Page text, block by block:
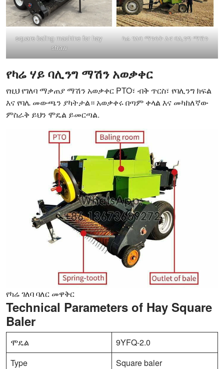
square baling machine for hay
straw
ካሬ ገለባ ማንሳት እና ባሊንግ ማሽን
የካሬ ሃይ ባሊንግ ማሽን አወቃቀር
የዚህ የገለባ ማቃጠያ ማሽን አወቃቀር PTO፣ ብቅ ጥርስ፣ የባሊንግ ክፍል
እና የባሌ መውጫን ያካትታል። አወቃቀሩ በጣም ቀላል እና መካከለኛው
ምስራቅ ይህን ሞዴል ይመርጣል.
የካሬ ገለባ ባለር መዋቅር
Technical Parameters of Hay Square
Baler
ሞዴል
9YFQ-2.0
Type
Square baler